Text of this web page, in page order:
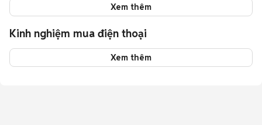
Xem thêm
Kinh nghiệm mua điện thoại
Xem thêm